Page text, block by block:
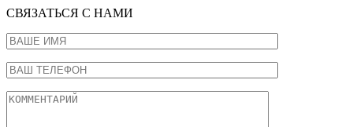
СВЯЗАТЬСЯ С НАМИ